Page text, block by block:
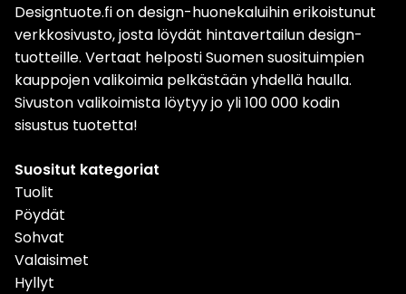
Designtuote.fi on design-huonekaluihin erikoistunut
verkkosivusto, josta löydät hintavertailun design-
tuotteille. Vertaat helposti Suomen suosituimpien
kauppojen valikoimia pelkästään yhdellä haulla.
Sivuston valikoimista löytyy jo yli 100 000 kodin
sisustus tuotetta!
Suositut kategoriat
Tuolit
Pöydät
Sohvat
Valaisimet
Hyllyt